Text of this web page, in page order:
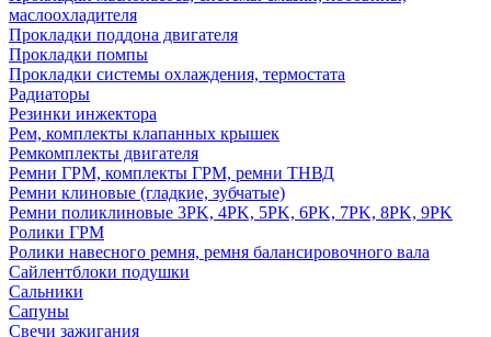
маслоохладителя
Прокладки поддона двигателя
Прокладки помпы
Прокладки системы охлаждения, термостата
Радиаторы
Резинки инжектора
Рем, комплекты клапанных крышек
Ремкомплекты двигателя
Ремни ГРМ, комплекты ГРМ, ремни ТНВД
Ремни клиновые (гладкие, зубчатые)
Ремни поликлиновые 3PK, 4PK, 5PK, 6PK, 7PK, 8PK, 9PK
Ролики ГРМ
Ролики навесного ремня, ремня балансировочного вала
Сайлентблоки подушки
Сальники
Сапуны
Свечи зажигания